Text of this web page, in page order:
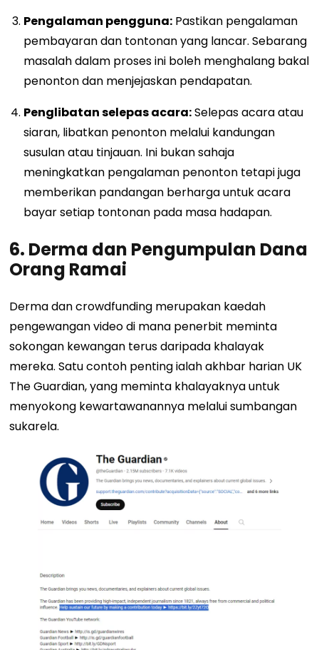
Pengalaman pengguna: Pastikan pengalaman
pembayaran dan tontonan yang lancar. Sebarang
masalah dalam proses ini boleh menghalang bakal
penonton dan menjejaskan pendapatan.
Penglibatan selepas acara:Selepas acara atau
siaran, libatkan penonton melalui kandungan
susulan atau tinjauan. Ini bukan sahaja
meningkatkan pengalaman penonton tetapi juga
memberikan pandangan berharga untuk acara
bayar setiap tontonan pada masa hadapan.
6. Derma dan Pengumpulan Dana
Orang Ramai
Derma dan crowdfunding merupakan kaedah
pengewangan video di mana penerbit meminta
sokongan kewangan terus daripada khalayak
mereka. Satu contoh penting ialah akhbar harian UK
The Guardian, yang meminta khalayaknya untuk
menyokong kewartawanannya melalui sumbangan
sukarela.